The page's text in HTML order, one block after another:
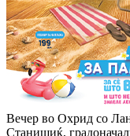
Вечер во Охрид со
Станишиќ,